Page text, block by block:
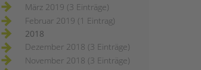
März 2019 (3 Einträge)
Februar 2019 (1 Eintrag)
2018
Dezember 2018 (3 Einträge)
November 2018 (3 Einträge)